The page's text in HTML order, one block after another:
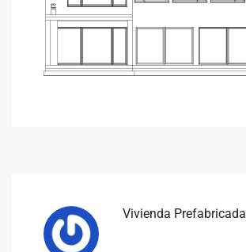
Vivienda Prefabricada